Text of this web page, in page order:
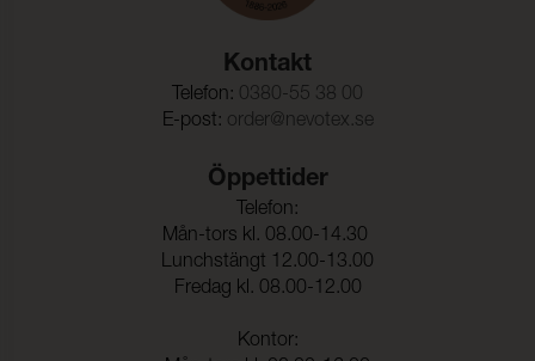
Kontakt
Telefon: 0380-55 38 00
E-post: order@nevotex.se
Öppettider
Telefon:
Mån-tors kl. 08.00-14.30
Lunchstängt 12.00-13.00
Fredag kl. 08.00-12.00
Kontor: